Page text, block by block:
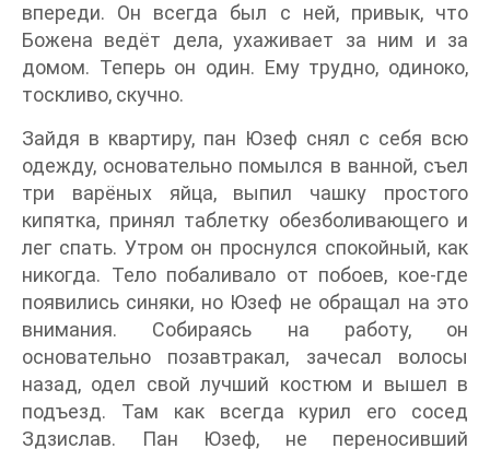
впереди. Он всегда был с ней, привык, что
Божена ведёт дела, ухаживает за ним и за
домом. Теперь он один. Ему трудно, одиноко,
тоскливо, скучно.
Зайдя в квартиру, пан Юзеф снял с себя всю
одежду, основательно помылся в ванной, съел
три варёных яйца, выпил чашку простого
кипятка, принял таблетку обезболивающего и
лег спать. Утром он проснулся спокойный, как
никогда. Тело побаливало от побоев, кое-где
появились синяки, но Юзеф не обращал на это
внимания. Собираясь на работу, он
основательно позавтракал, зачесал волосы
назад, одел свой лучший костюм и вышел в
подъезд. Там как всегда курил его сосед
Здзислав. Пан Юзеф, не переносивший